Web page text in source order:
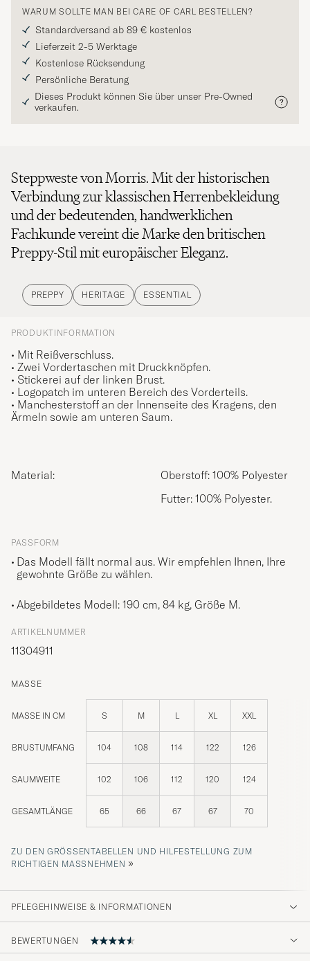
WARUM SOLLTE MAN BEI CARE OF CARL BESTELLEN?
Standardversand ab 89 € kostenlos
Lieferzeit 2-5 Werktage
Kostenlose Rücksendung
Persönliche Beratung
Dieses Produkt können Sie über unser Pre-Owned
verkaufen.
Steppweste von Morris. Mit der historischen
Verbindung zur klassischen Herrenbekleidung
und der bedeutenden, handwerklichen
Fachkunde vereint die Marke den britischen
Preppy-Stil mit europäischer Eleganz.
PREPPY HERITAGE ESSENTIAL
PRODUKTINFORMATION
• Mit Reißverschluss.
• Zwei Vordertaschen mit Druckknöpfen.
• Stickerei auf der linken Brust.
• Logopatch im unteren Bereich des Vorderteils.
• Manchesterstoff an der Innenseite des Kragens, den
Ärmeln sowie am unteren Saum.
Material:
Oberstoff: 100% Polyester
Futter: 100% Polyester.
PASSFORM
Das Modell fällt normal aus. Wir empfehlen Ihnen, Ihre
gewohnte Größe zu wählen.
Abgebildetes Modell: 190 cm, 84 kg, Größe M.
ARTIKELNUMMER
11304911
MASSE
MASSE IN CM S M L XL XXL
BRUSTUMFANG 104 108 114 122 126
SAUMWEITE 102 106 112 120 124
GESAMTLÄNGE 65 66 67 67 70
ZU DEN GRÖSSENTABELLEN UND HILFESTELLUNG ZUM R
ICHTIGEN MASSNEHMEN
»
PFLEGEHINWEISE & INFORMATIONEN
BEWERTUNGEN